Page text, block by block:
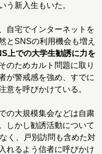
う新入生もいた。
自宅でインターネットを
とSNSの利用機会も増え
上での大学生勧誘に力を
のためカルト問題に取り
が警戒感を強め、すでに
意を呼びかけている。
の大規模集会などは自粛
しかし勧誘活動について
く、戸別訪問も含めた対
れるよう信者に呼びかけ